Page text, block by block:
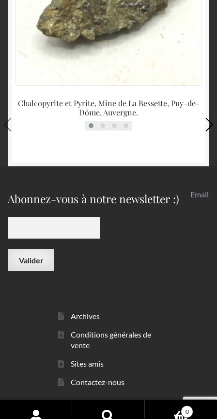
Chalcopyrite et Pyrite, Mine de La Bessette, Puy-de-
Dôme, Auvergne.
Abonnez-vous à notre newsletter :) Email
Archives
Conditions générales de
vente
Sites amis
Contactez-nous
© sarl Les Minéraux 2006 - 2026 0